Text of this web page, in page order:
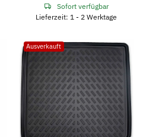
Sofort verfügbar
Lieferzeit: 1 - 2 Werktage
Ausverkauft